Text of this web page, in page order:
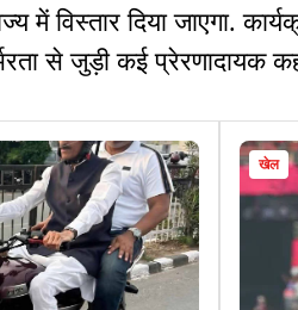
में विस्तार दिया जाएगा.
से जुड़ी कई प्रेरणादायक
खेल